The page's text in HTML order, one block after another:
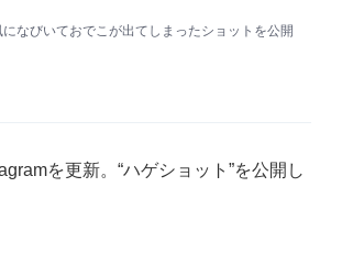
なびいておでこが出てしまったショットを公開
を更新。“ハゲショット”を公開し